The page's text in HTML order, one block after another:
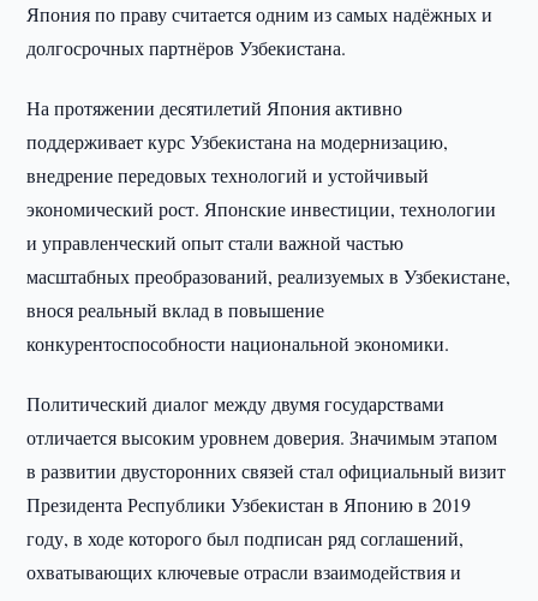
Япония по праву считается одним из самых надёжных и
долгосрочных партнёров Узбекистана.
На протяжении десятилетий Япония активно
поддерживает курс Узбекистана на модернизацию,
внедрение передовых технологий и устойчивый
экономический рост. Японские инвестиции, технологии
и управленческий опыт стали важной частью
масштабных преобразований, реализуемых в Узбекистане,
внося реальный вклад в повышение
конкурентоспособности национальной экономики.
Политический диалог между двумя государствами
отличается высоким уровнем доверия. Значимым этапом
в развитии двусторонних связей стал официальный визит
Президента Республики Узбекистан в Японию в 2019
году, в ходе которого был подписан ряд соглашений,
охватывающих ключевые отрасли взаимодействия и